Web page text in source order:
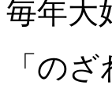
毎年大
「の